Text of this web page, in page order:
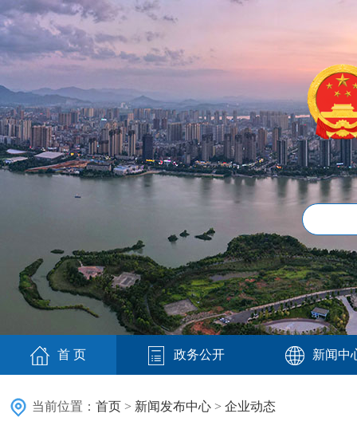
首 页 政务公开 新闻中
当前位置： 首页 > 新闻发布中心 > 企业动态